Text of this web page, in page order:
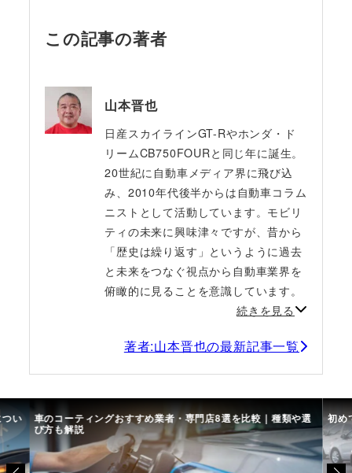
この記事の著者
山本晋也
日産スカイラインGT-Rやホンダ・ド
リームCB750FOURと同じ年に誕生。
20世紀に自動車メディア界に飛び込
み、2010年代後半からは自動車コラム
ニストとして活動しています。モビリ
ティの未来に興味津々ですが、昔から
「歴史は繰り返す」というように過去
と未来をつなぐ視点から自動車業界を
俯瞰的に見ることを意識しています。
続きを見る
著者:山本晋也の最新記事一覧
い 車のコーティングおすすめ業者・専門店8選を比較｜種類や選
び方も解説
初め